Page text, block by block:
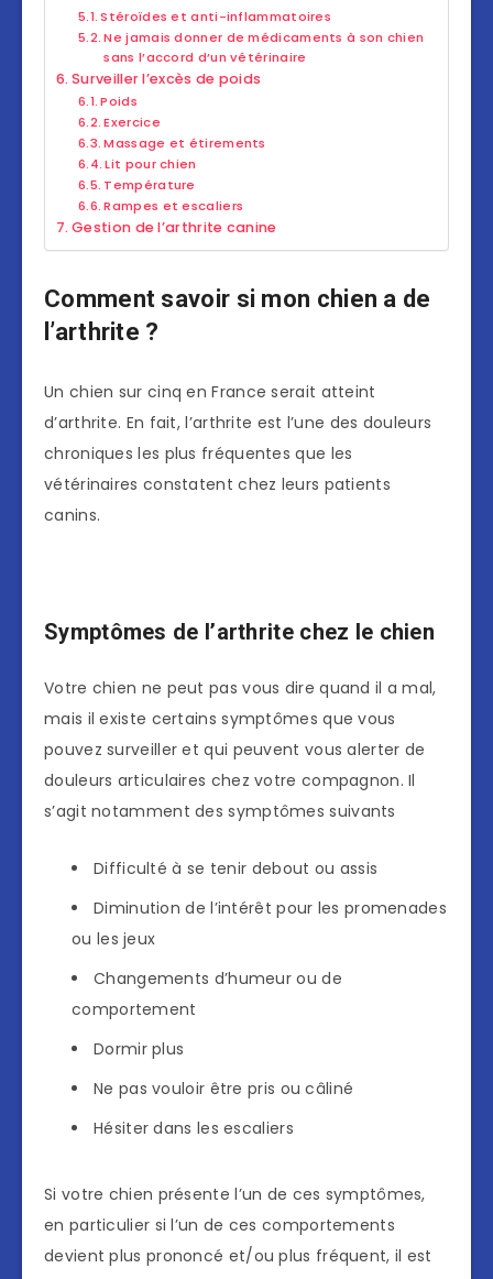
Stéroïdes et anti-inflammatoires
Ne jamais donner de médicaments à son chien
sans l’accord d’un vétérinaire
Surveiller l’excès de poids
Poids
Exercice
Massage et étirements
Lit pour chien
Température
Rampes et escaliers
Gestion de l’arthrite canine
Comment savoir si mon chien a de
l’arthrite ?
Un chien sur cinq en France serait atteint
d’arthrite. En fait, l’arthrite est l’une des douleurs
chroniques les plus fréquentes que les
vétérinaires constatent chez leurs patients
canins.
Symptômes de l’arthrite chez le chien
Votre chien ne peut pas vous dire quand il a mal,
mais il existe certains symptômes que vous
pouvez surveiller et qui peuvent vous alerter de
douleurs articulaires chez votre compagnon. Il
s’agit notamment des symptômes suivants
Difficulté à se tenir debout ou assis
Diminution de l’intérêt pour les promenades
ou les jeux
Changements d’humeur ou de
comportement
Dormir plus
Ne pas vouloir être pris ou câliné
Hésiter dans les escaliers
Si votre chien présente l’un de ces symptômes,
en particulier si l’un de ces comportements
devient plus prononcé et/ou plus fréquent, il est